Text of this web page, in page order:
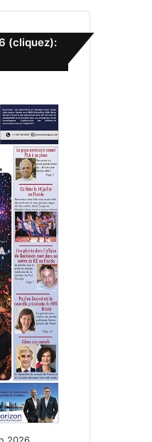
c
h
:
(cliquez):
2026